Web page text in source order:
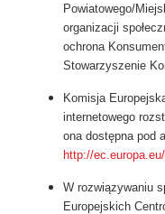
Powiatowego/
organizacji
ochrona
Stowarzyszenie
Komisja
internetowego
ona dostępna pod
http://
W rozwiązywaniu
Europejskich